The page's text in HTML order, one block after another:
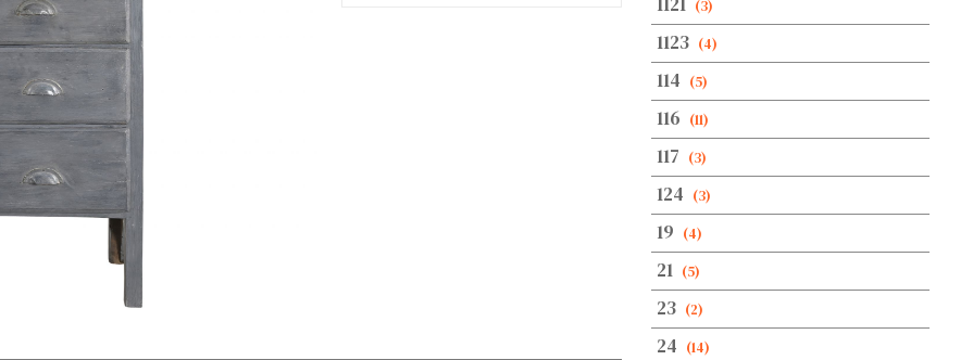
(3)
1123 (4)
114 (5)
116 (11)
117 (3)
124 (3)
19 (4)
21 (5)
23 (2)
24 (14)